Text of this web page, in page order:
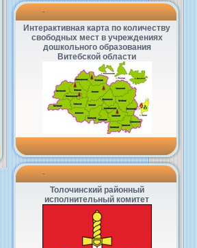
-
Интерактивная карта по количеству
свободных мест в учреждениях
дошкольного образования
Витебской области
-
Толочинский районный
исполнительный комитет